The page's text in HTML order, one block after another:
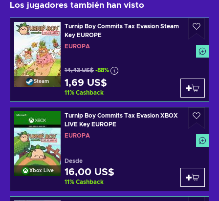
Los jugadores también han visto
Steam
Turnip Boy Commits Tax Evasion Steam
Key EUROPE
EUROPA
14,43 US$ -88%
1,69 US$
11% Cashback
Xbox Live
Turnip Boy Commits Tax Evasion XBOX
LIVE Key EUROPE
EUROPA
Desde
16,00 US$
11% Cashback